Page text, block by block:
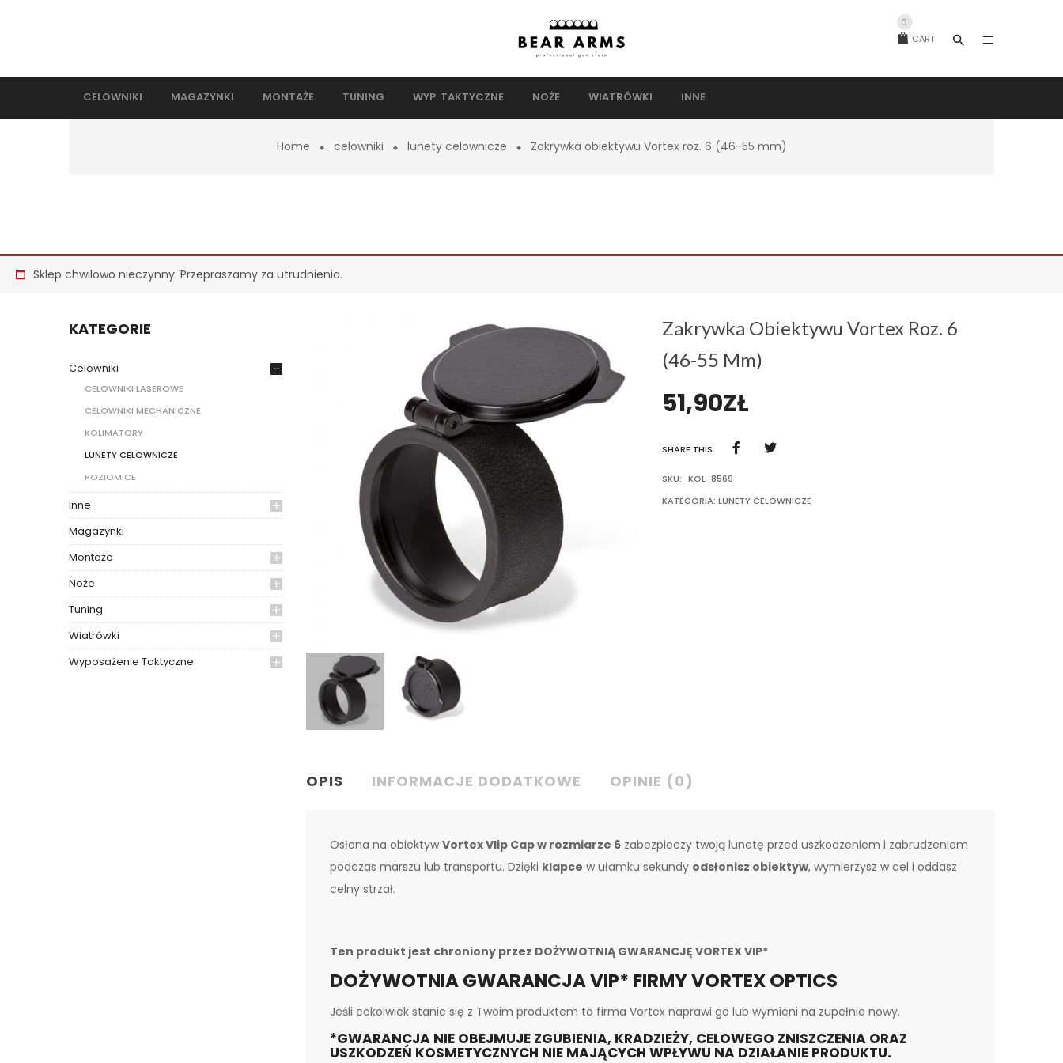
CART
0
CELOWNIKI MAGAZYNKI MONTAŻE TUNING WYP. TAKTYCZNE NOŻE WIATRÓWKI INNE
Home celowniki lunety celownicze Zakrywka obiektywu Vortex roz. 6 (46-55 mm)
Sklep chwilowo nieczynny. Przepraszamy za utrudnienia.
KATEGORIE
Celowniki
CELOWNIKI LASEROWE
CELOWNIKI MECHANICZNE
KOLIMATORY
LUNETY CELOWNICZE
POZIOMICE
Inne
Magazynki
Montaże
Noże
Tuning
Wiatrówki
Wyposażenie Taktyczne
Zakrywka Obiektywu Vortex Roz. 6
(46-55 Mm)
51,90ZŁ
SHARE THIS
SKU: KOL-8569
KATEGORIA: LUNETY CELOWNICZE
OPIS INFORMACJE DODATKOWE OPINIE (0)
Osłona na obiektyw Vortex Vlip Cap w rozmiarze 6 zabezpieczy twoją lunetę przed uszkodzeniem i zabrudzeniem
podczas marszu lub transportu. Dzięki klapce w ułamku sekundy odsłonisz obiektyw, wymierzysz w cel i oddasz
celny strzał.
Ten produkt jest chroniony przez DOŻYWOTNIĄ GWARANCJĘ VORTEX VIP*
DOŻYWOTNIA GWARANCJA VIP* FIRMY VORTEX OPTICS
Jeśli cokolwiek stanie się z Twoim produktem to firma Vortex naprawi go lub wymieni na zupełnie nowy.
*GWARANCJA NIE OBEJMUJE ZGUBIENIA, KRADZIEŻY, CELOWEGO ZNISZCZENIA ORAZ
USZKODZEŃ KOSMETYCZNYCH NIE MAJĄCYCH WPŁYWU NA DZIAŁANIE PRODUKTU.